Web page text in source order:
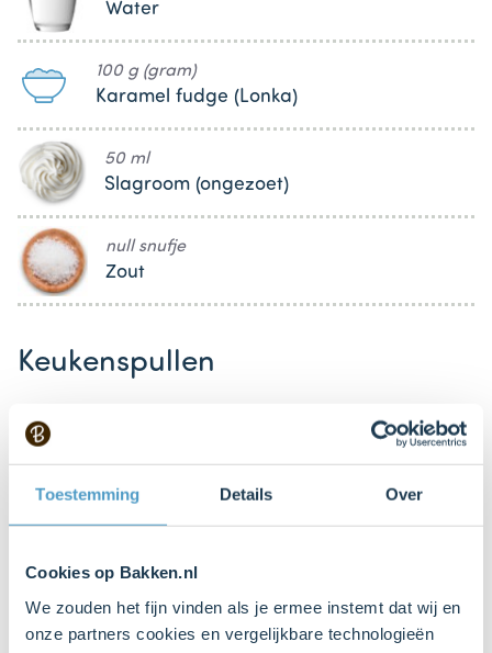
Toestemming Details Over
Cookies op Bakken.nl
We zouden het fijn vinden als je ermee instemt dat wij en
onze partners cookies en vergelijkbare technologieën
Water
100 g (gram)
Karamel fudge (Lonka)
50 ml
Slagroom (ongezoet)
null snufje
Zout
Keukenspullen
Mixer met gardes
Steelpan